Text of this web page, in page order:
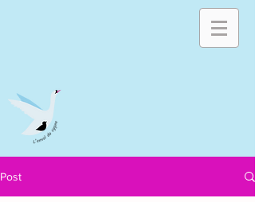
Post